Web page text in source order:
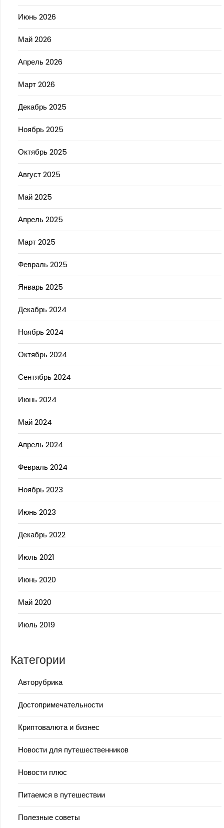
Июнь 2026
Май 2026
Апрель 2026
Март 2026
Декабрь 2025
Ноябрь 2025
Октябрь 2025
Август 2025
Май 2025
Апрель 2025
Март 2025
Февраль 2025
Январь 2025
Декабрь 2024
Ноябрь 2024
Октябрь 2024
Сентябрь 2024
Июнь 2024
Май 2024
Апрель 2024
Февраль 2024
Ноябрь 2023
Июнь 2023
Декабрь 2022
Июль 2021
Июнь 2020
Май 2020
Июль 2019
Категории
Авторубрика
Достопримечательности
Криптовалюта и бизнес
Новости для путешественников
Новости плюс
Питаемся в путешествии
Полезные советы